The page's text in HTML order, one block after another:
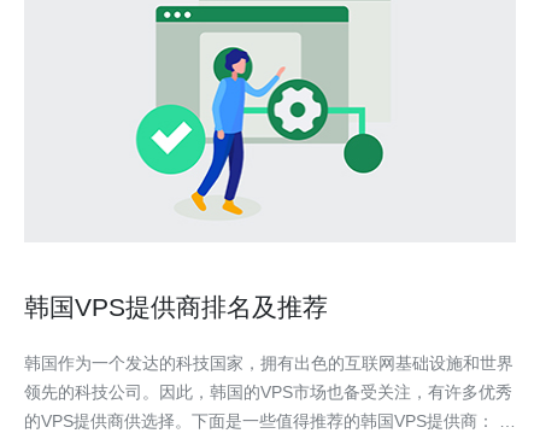
韩国VPS提供商排名及推荐
韩国作为一个发达的科技国家，拥有出色的互联网基础设施和世界
领先的科技公司。因此，韩国的VPS市场也备受关注，有许多优秀
的VPS提供商供选择。下面是一些值得推荐的韩国VPS提供商： 1.